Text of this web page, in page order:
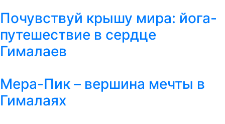
Почувствуй крышу мира: йога-
путешествие в сердце
Гималаев
Мера-Пик – вершина мечты в
Гималаях